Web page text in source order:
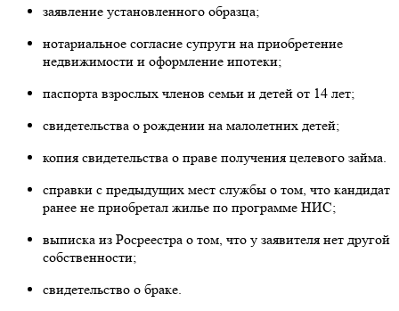
заявление установленного образца;
нотариальное согласие супруги на приобретение
недвижимости и оформление ипотеки;
паспорта взрослых членов семьи и детей от 14 лет;
свидетельства о рождении на малолетних детей;
копия свидетельства о праве получения целевого займа.
справки с предыдущих мест службы о том, что кандидат
ранее не приобретал жилье по программе НИС;
выписка из Росреестра о том, что у заявителя нет другой
собственности;
свидетельство о браке.